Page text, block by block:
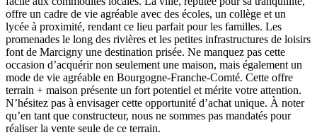
offre un cadre de vie agréable avec des écoles, un collège et un
lycée à proximité, rendant ce lieu parfait pour les familles. Les
promenades le long des rivières et les petites infrastructures de loisirs
font de Marcigny une destination prisée. Ne manquez pas cette
occasion d’acquérir non seulement une maison, mais également un
mode de vie agréable en Bourgogne-Franche-Comté. Cette offre
terrain + maison présente un fort potentiel et mérite votre attention.
N’hésitez pas à envisager cette opportunité d’achat unique. À noter
qu’en tant que constructeur, nous ne sommes pas mandatés pour
réaliser la vente seule de ce terrain.